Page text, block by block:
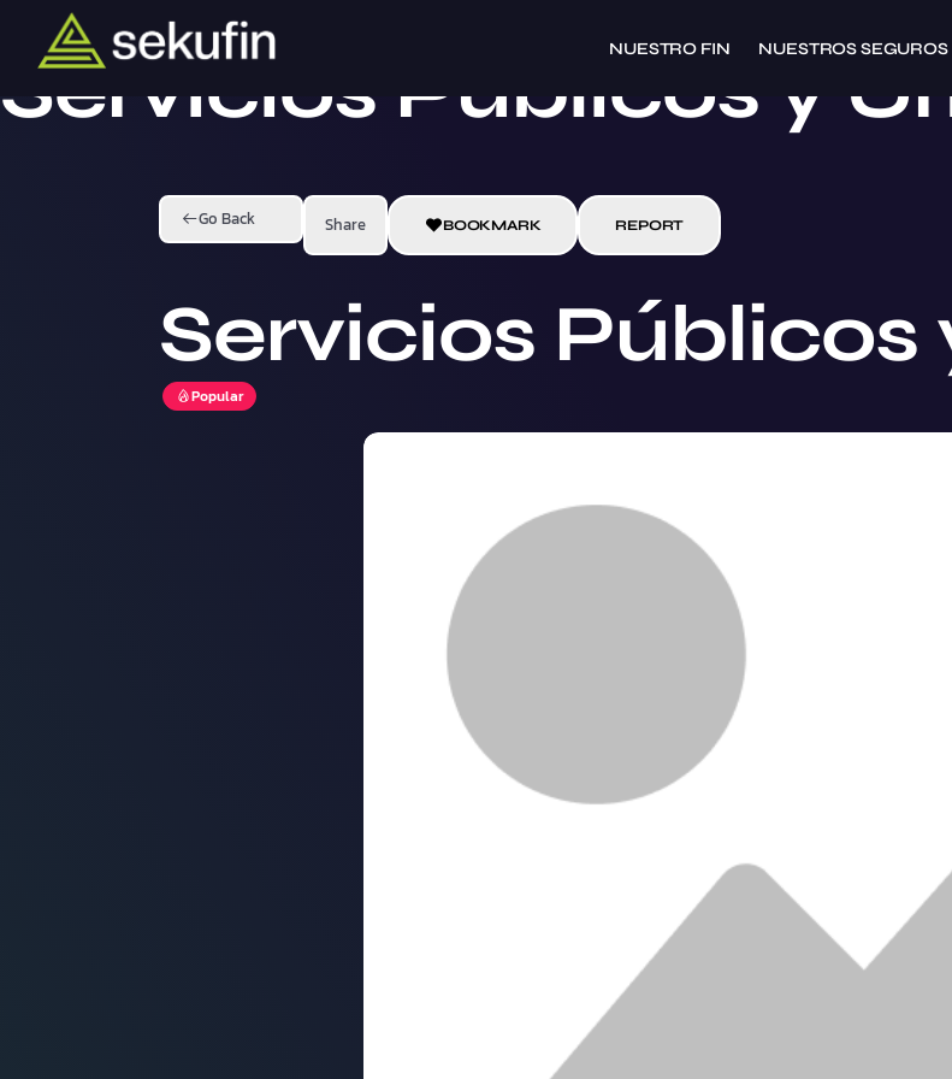
NUESTRO FIN NUESTROS SEGUROS
Servicios Públicos y
Go Back Share BOOKMARK REPORT
Servicios Públicos
Popular